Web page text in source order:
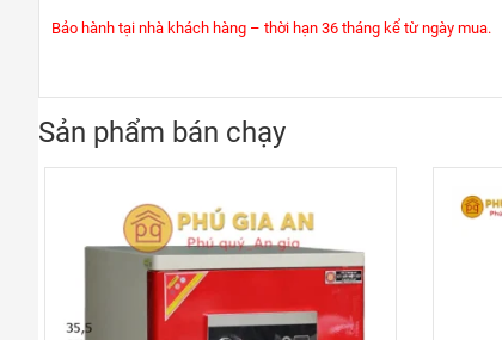
Bảo hành tại nhà khách hàng – thời hạn 36 tháng kể từ ngày mua.
Sản phẩm bán chạy